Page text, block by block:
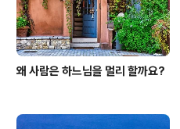
왜 사람은 하느님을 멀리 할까요?